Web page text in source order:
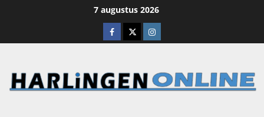
7 augustus 2026
Facebook
X Instagram